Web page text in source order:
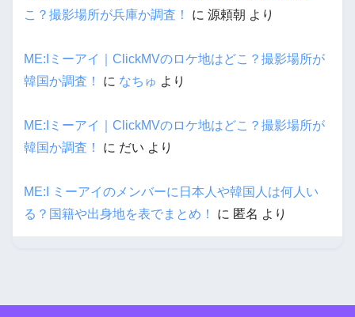
こ？撮影場所が兵庫か調査！
に 源頼朝 より
ME:Iミーアイ｜ClickMVのロケ地はどこ？撮影場所が
韓国か調査！
に なちゅ より
ME:Iミーアイ｜ClickMVのロケ地はどこ？撮影場所が
韓国か調査！
に だい より
ME:I ミーアイのメンバーに日本人や韓国人は何人い
る？国籍や出身地を表でまとめ！
に 匿名 より